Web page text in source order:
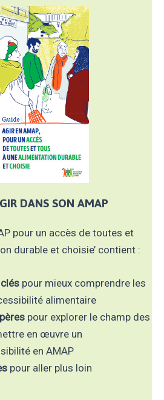
DANS SON AMAP
pour un accès de toutes et
durable et choisie’ contient :
pour mieux comprendre les
alimentaire
pour explorer le champ des
en œuvre un
en AMAP
pour aller plus loin